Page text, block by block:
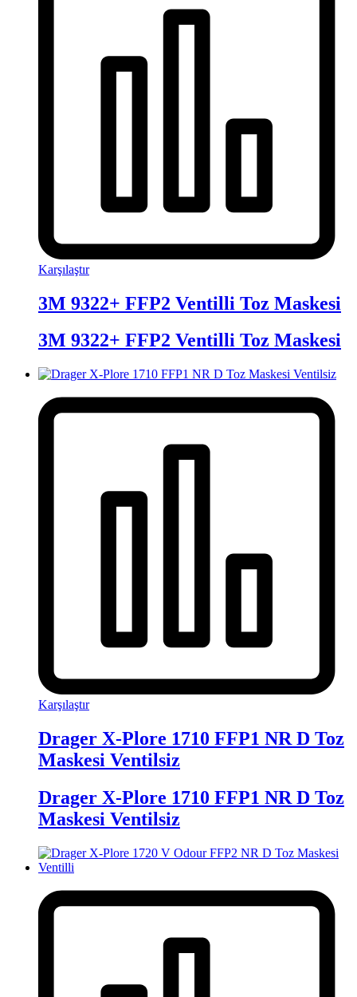
Karşılaştır
3M 9322+ FFP2 Ventilli Toz Maskesi
3M 9322+ FFP2 Ventilli Toz Maskesi
Karşılaştır
Drager X-Plore 1710 FFP1 NR D Toz
Maskesi Ventilsiz
Drager X-Plore 1710 FFP1 NR D Toz
Maskesi Ventilsiz